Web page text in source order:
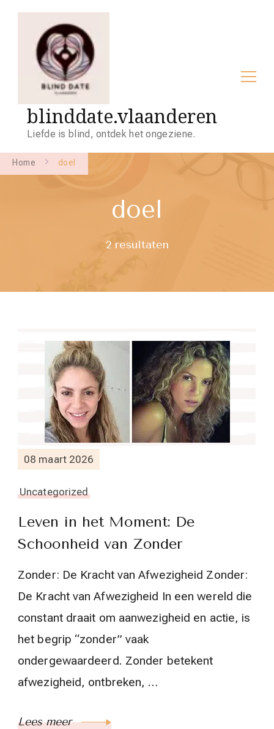
blinddate.vlaanderen
Liefde is blind, ontdek het ongeziene.
Home doel
doel
2 resultaten
08 maart 2026
Uncategorized
Leven in het Moment: De
Schoonheid van Zonder
Zonder: De Kracht van Afwezigheid Zonder:
De Kracht van Afwezigheid In een wereld die
constant draait om aanwezigheid en actie, is
het begrip “zonder” vaak
ondergewaardeerd. Zonder betekent
afwezigheid, ontbreken, …
Lees meer